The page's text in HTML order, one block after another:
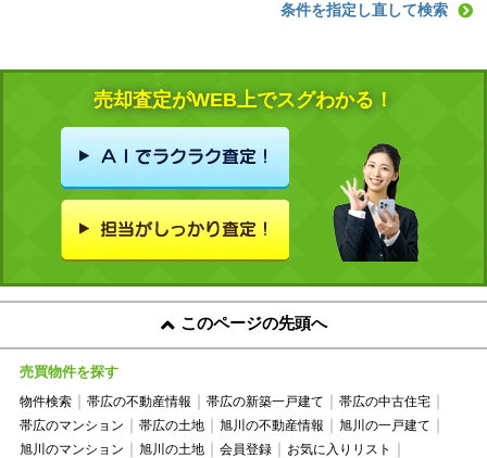
条件を指定し直して検索
売却査定がWEB上でスグわかる！
このページの先頭へ
売買物件を探す
物件検索 帯広の不動産情報 帯広の新築一戸建て
帯広の中古住宅
帯広のマンション
帯広の土地 旭川の不動産情報
旭川の一戸建て
旭川のマンション
旭川の土地 会員登録
お気に入りリスト